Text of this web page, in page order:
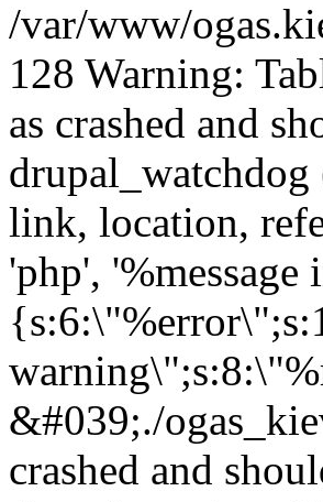
/var/www/
128 Warning:
as crashed and
drupal_watchdog
link, location,
'php',
&#039;./
crashed and